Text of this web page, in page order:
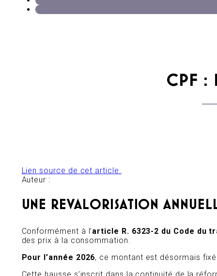
CPF :
Lien source de cet article.
Auteur :
UNE REVALORISATION
Conformément à l’article R. 6323-2 du Code du
des prix à la consommation.
Pour l’année 2026, ce montant est désormais
Cette hausse s’inscrit dans la continuité de la